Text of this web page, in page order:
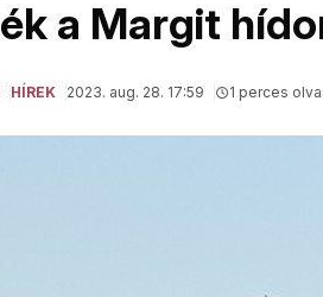
a Margit
HÍREK 2023. aug. 28. 17:59 1 perces